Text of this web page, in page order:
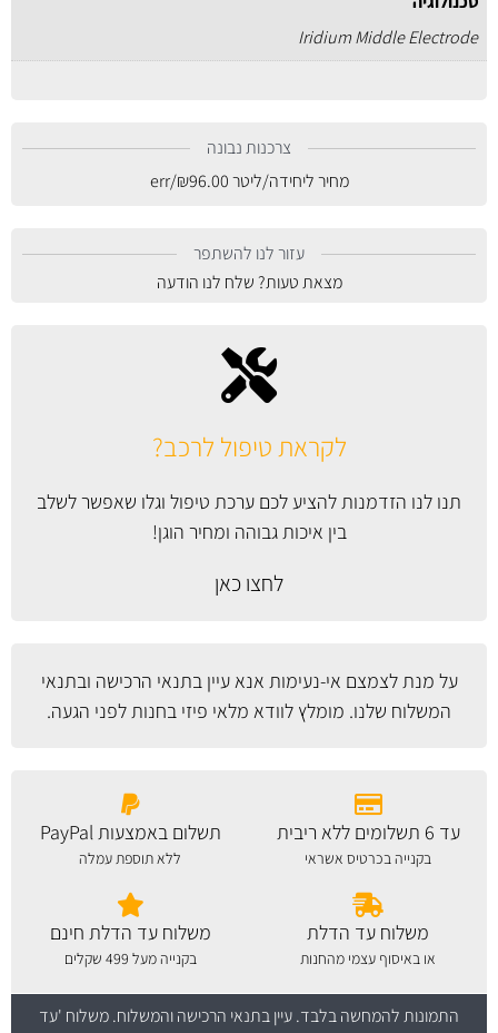
לקראת טיפול לרכב?
תנו לנו הזדמנות להציע לכם ערכת טיפול וגלו שאפשר לשלב
בין איכות גבוהה ומחיר הוגן!
לחצו כאן
על מנת לצמצם אי-נעימות אנא עייןבתנאי הרכישה ובתנאי
המשלוח שלנו. מומלץ לוודא מלאי פיזי בחנות לפני הגעה.
Iridium Middle Electrode
צרכנות נבונה
מחיר ליחידה/ליטר
₪96.00
/err
עזור לנו להשתפר
מצאת טעות? שלח לנו הודעה
עד 6 תשלומים ללא ריבית
בקנייה בכרטיס אשראי
תשלום באמצעות PayPal
ללא תוספת עמלה
משלוח עד הדלת
או באיסוף עצמי מהחנות
משלוח עד הדלת חינם
בקנייה מעל 499 שקלים
התמונות להמחשה בלבד.עיין בתנאי הרכישה והמשלוח. משלוח 'עד